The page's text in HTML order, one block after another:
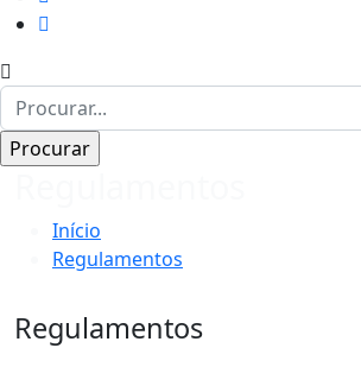
Início
Regulamentos
Regulamentos